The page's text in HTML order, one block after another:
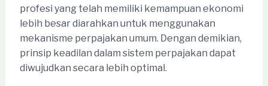
profesi yang telah memiliki kemampuan ekonomi
lebih besar diarahkan untuk menggunakan
mekanisme perpajakan umum. Dengan demikian,
prinsip keadilan dalam sistem perpajakan dapat
diwujudkan secara lebih optimal.